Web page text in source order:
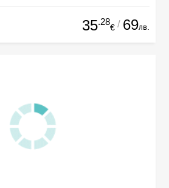
35.28
€ / 69лв.